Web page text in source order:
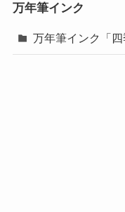
万年筆インク
万年筆インク「四